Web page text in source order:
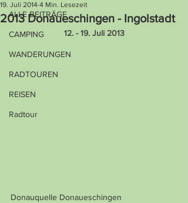
ALLE BEITRÄGE
CAMPING
WANDERUNGEN
RADTOUREN
REISEN
Radtour
2013 Donaueschingen - Ingolstadt
19. Juli 2014 4 Min. Lesezeit
12. - 19. Juli 2013
Donauquelle Donaueschingen